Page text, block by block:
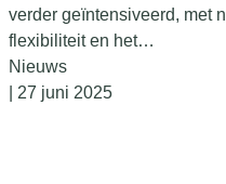
verder geïntensiveerd, met
flexibiliteit en het…
Nieuws
| 27 juni 2025